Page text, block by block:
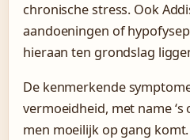
chronische stress. Ook
aandoeningen of
hieraan ten grondslag
De kenmerkende
vermoeidheid, met name
men moeilijk op gang komt.